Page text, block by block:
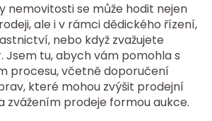
nemovitosti se může hodit nejen
ale i v rámci dědického řízení,
nebo když zvažujete
Jsem tu, abych vám pomohla s
procesu, včetně doporučení
které mohou zvýšit prodejní
zvážením prodeje formou aukce.